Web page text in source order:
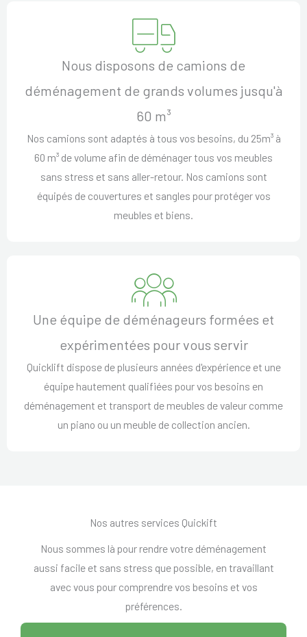
Nous disposons de camions de
déménagement de grands volumes jusqu'à
60 m³
Nos camions sont adaptés à tous vos besoins, du 25m³ à
60 m³ de volume afin de déménager tous vos meubles
sans stress et sans aller-retour. Nos camions sont
équipés de couvertures et sangles pour protéger vos
meubles et biens.
Une équipe de déménageurs formées et
expérimentées pour vous servir
Quicklift dispose de plusieurs années d'expérience et une
équipe hautement qualifiées pour vos besoins en
déménagement et transport de meubles de valeur comme
un piano ou un meuble de collection ancien.
Nos autres services Quickift
Nous sommes là pour rendre votre déménagement
aussi facile et sans stress que possible, en travaillant
avec vous pour comprendre vos besoins et vos
préférences.